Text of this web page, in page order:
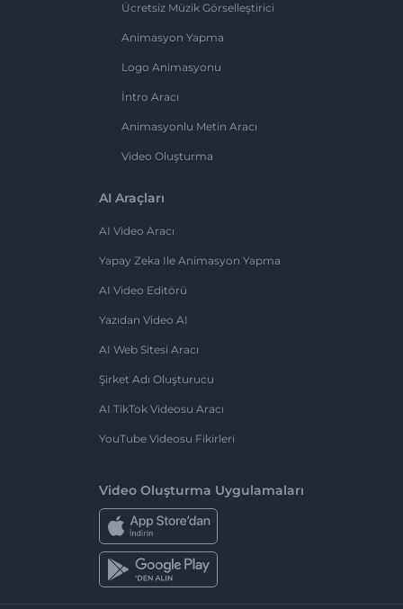
Ücretsiz Müzik Görselleştirici
Animasyon Yapma
Logo Animasyonu
İntro Aracı
Animasyonlu Metin Aracı
Video Oluşturma
AI Araçları
AI Video Aracı
Yapay Zeka Ile Animasyon Yapma
AI Video Editörü
Yazıdan Video AI
AI Web Sitesi Aracı
Şirket Adı Oluşturucu
AI TikTok Videosu Aracı
YouTube Videosu Fikirleri
Video Oluşturma Uygulamaları